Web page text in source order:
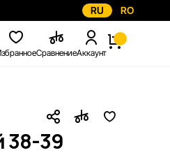
RU RO
СравнениеАккаунт
38-39